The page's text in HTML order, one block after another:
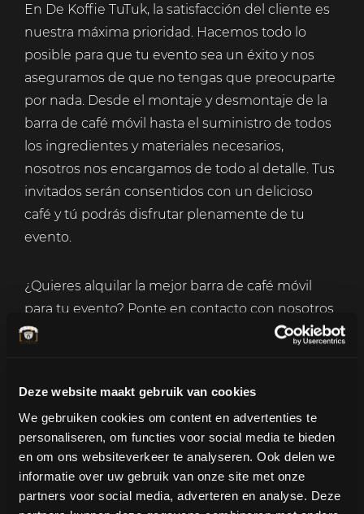
Deze website maakt gebruik van cookies
We gebruiken cookies om content en advertenties te
personaliseren, om functies voor social media te bieden
en om ons websiteverkeer te analyseren. Ook delen we
informatie over uw gebruik van onze site met onze
partners voor social media, adverteren en analyse. Deze
En De Koffie TuTuk, la satisfacción del cliente es
nuestra máxima prioridad. Hacemos todo lo
posible para que tu evento sea un éxito y nos
aseguramos de que no tengas que preocuparte
por nada. Desde el montaje y desmontaje de la
barra de café móvil hasta el suministro de todos
los ingredientes y materiales necesarios,
nosotros nos encargamos de todo al detalle. Tus
invitados serán consentidos con un delicioso
café y tú podrás disfrutar plenamente de tu
evento.
¿Quieres alquilar la mejor barra de café móvil
para tu evento? Ponte en contacto con nosotros
ahora y descubre las posibilidades. Juntos
y garantizamos una experiencia de café
inolvidable en tu evento.
¡Alquila hoy mismo nuestra barra de café móvil y
deja que tus invitados disfruten del mejor café